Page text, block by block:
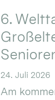
6.
24. Juli 2026
Am